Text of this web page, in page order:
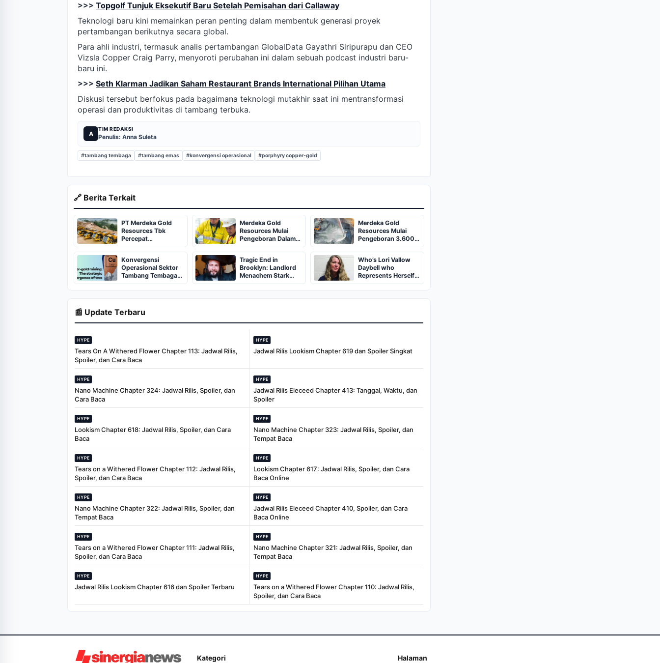
>>> Topgolf Tunjuk Eksekutif Baru Setelah Pemisahan dari Callaway
Teknologi baru kini memainkan peran penting dalam membentuk generasi proyek
pertambangan berikutnya secara global.
Para ahli industri, termasuk analis pertambangan GlobalData Gayathri Siripurapu dan CEO
Vizsla Copper Craig Parry, menyoroti perubahan ini dalam sebuah podcast industri baru-
baru ini.
>>> Seth Klarman Jadikan Saham Restaurant Brands International Pilihan Utama
Diskusi tersebut berfokus pada bagaimana teknologi mutakhir saat ini mentransformasi
operasi dan produktivitas di tambang terbuka.
A
TIM REDAKSI
Penulis: Anna Suleta
#tambang tembaga #tambang emas #konvergensi operasional #porphyry copper-gold
🔗 Berita Terkait
PT Merdeka Gold
Resources Tbk
Percepat
Pengembangan
Tambang Emas Pani
Merdeka Gold
Resources Mulai
Pengeboran Dalam
3.600 Meter di
Tambang Emas Pani
Merdeka Gold
Resources Mulai
Pengeboran 3.600
Meter di Tambang
Pani
Konvergensi
Operasional Sektor
Tambang Tembaga
dan Emas
Tragic End in
Brooklyn: Landlord
Menachem Stark
Abducted,
Suffocated, and Left
Burned in a
Who’s Lori Vallow
Daybell who
Represents Herself
in Fourth Husband's
Murder Trial
📰 Update Terbaru
HYPE
Tears On A Withered Flower Chapter 113: Jadwal Rilis,
Spoiler, dan Cara Baca
HYPE
Jadwal Rilis Lookism Chapter 619 dan Spoiler Singkat
HYPE
Nano Machine Chapter 324: Jadwal Rilis, Spoiler, dan
Cara Baca
HYPE
Jadwal Rilis Eleceed Chapter 413: Tanggal, Waktu, dan
Spoiler
HYPE
Lookism Chapter 618: Jadwal Rilis, Spoiler, dan Cara
Baca
HYPE
Nano Machine Chapter 323: Jadwal Rilis, Spoiler, dan
Tempat Baca
HYPE
Tears on a Withered Flower Chapter 112: Jadwal Rilis,
Spoiler, dan Cara Baca
HYPE
Lookism Chapter 617: Jadwal Rilis, Spoiler, dan Cara
Baca Online
HYPE
Nano Machine Chapter 322: Jadwal Rilis, Spoiler, dan
Tempat Baca
HYPE
Jadwal Rilis Eleceed Chapter 410, Spoiler, dan Cara
Baca Online
HYPE
Tears on a Withered Flower Chapter 111: Jadwal Rilis,
Spoiler, dan Cara Baca
HYPE
Nano Machine Chapter 321: Jadwal Rilis, Spoiler, dan
Tempat Baca
HYPE
Jadwal Rilis Lookism Chapter 616 dan Spoiler Terbaru
HYPE
Tears on a Withered Flower Chapter 110: Jadwal Rilis,
Spoiler, dan Cara Baca
Kategori Halaman